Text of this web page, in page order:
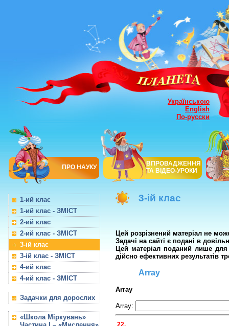
Українською
English
По-русски
ПРО НАУКУ
ВПРОВАДЖЕННЯ
ТА ВІДЕО-УРОКИ
1-ий клас
1-ий клас - ЗМІСТ
2-ий клас
2-ий клас - ЗМІСТ
3-ій клас
3-ій клас - ЗМІСТ
4-ий клас
4-ий клас - ЗМІСТ
Задачки для дорослих
«Школа Міркувань»
3-ій клас
Цей розрізнений матеріал не
Задачі на сайті є подані в
Цей матеріал поданий лише для
дійсно ефективних результатів
Array
Array
Array:
22.